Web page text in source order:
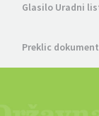
Glasilo Uradni
Preklic